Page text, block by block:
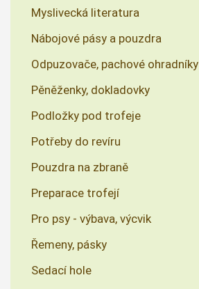
Myslivecká literatura
Nábojové pásy a pouzdra
Odpuzovače, pachové ohradníky
Pěněženky, dokladovky
Podložky pod trofeje
Potřeby do revíru
Pouzdra na zbraně
Preparace trofejí
Pro psy - výbava, výcvik
Řemeny, pásky
Sedací hole